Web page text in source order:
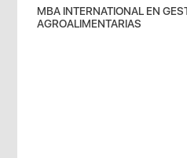
MBA INTERNATIONAL EN
AGROALIMENTARIAS